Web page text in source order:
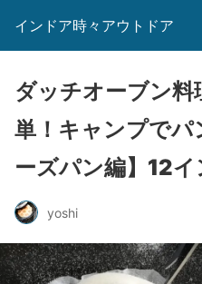
インドア時々アウトドア
ダッチオーブン
単！キャンプで
ーズパン編】12イ
yoshi